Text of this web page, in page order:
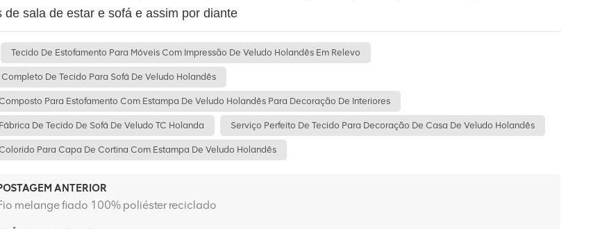
de sala de estar e sofá e assim por diante
Tecido De Estofamento Para Móveis Com Impressão De Veludo Holandês Em Relevo
De Tecido Para Sofá De Veludo Holandês
Para Estofamento Com Estampa De Veludo Holandês Para Decoração De Interiores
De Tecido De Sofá De Veludo TC Holanda Serviço Perfeito De Tecido Para Decoração De Casa De Veludo Holandês
Para Capa De Cortina Com Estampa De Veludo Holandês
ANTERIOR
melange fiado 100% poliéster reciclado